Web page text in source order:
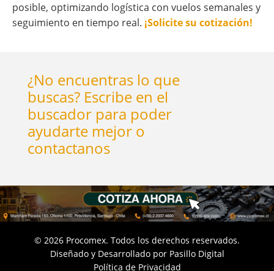
posible, optimizando logística con vuelos semanales y
seguimiento en tiempo real. ¡Solicite su cotización!
¿No encuentras lo que
buscas? Escribe en el
buscador para poder
ayudarte mejor o
contactanos
© 2026 Procomex. Todos los derechos reservados.
Diseñado y Desarrollado por Pasillo Digital
Política de Privacidad